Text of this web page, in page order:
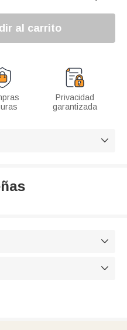
al carrito
Privacidad
garantizada


